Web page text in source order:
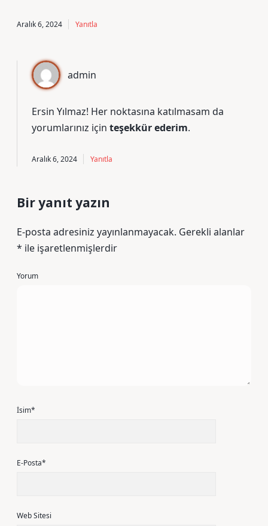
Aralık 6, 2024 Yanıtla
admin
Ersin Yılmaz! Her noktasına katılmasam da
yorumlarınız için teşekkür ederim.
Aralık 6, 2024 Yanıtla
Bir yanıt yazın
E-posta adresiniz yayınlanmayacak. Gerekli alanlar
* ile işaretlenmişlerdir
Yorum
İsim*
E-Posta*
Web Sitesi